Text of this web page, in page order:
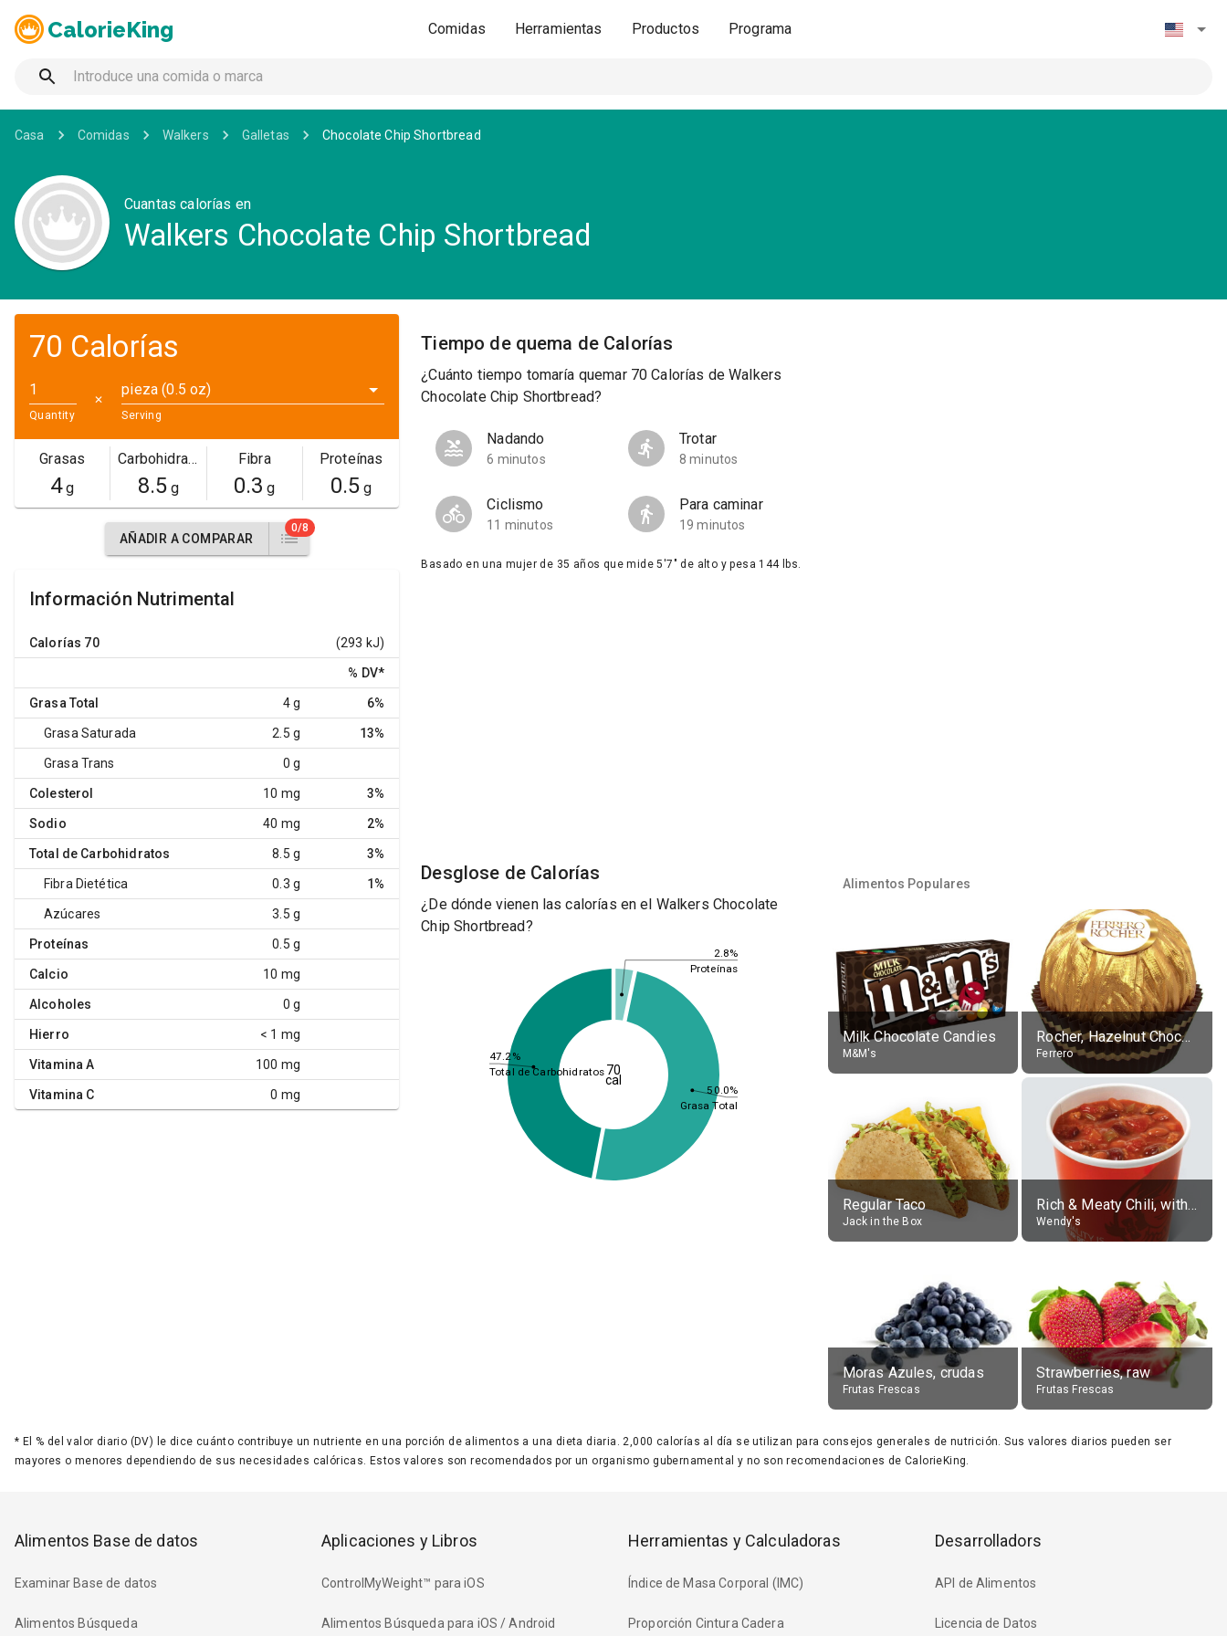
CalorieKing Comidas Herramientas Productos Programa
Casa Comidas Walkers Galletas Chocolate Chip Shortbread
Cuantas calorías en
Walkers Chocolate Chip Shortbread
70 Calorías
Quantity
✕
pieza (0.5 oz)
Serving
Grasas
4g
Carbohidratos
8.5g
Fibra
0.3 g
Proteínas
0.5g
AÑADIR A COMPARAR
0/8
Información Nutrimental
Calorías 70 (293 kJ)
% DV*
Grasa Total 4 g 6%
Grasa Saturada 2.5 g 13%
Grasa Trans 0 g
Colesterol 10 mg 3%
Sodio 40 mg 2%
Total de Carbohidratos 8.5 g 3%
Fibra Dietética 0.3 g 1%
Azúcares 3.5 g
Proteínas 0.5 g
Calcio 10 mg
Alcoholes 0 g
Hierro < 1 mg
Vitamina A 100 mg
Vitamina C 0 mg
Tiempo de quema de Calorías
¿Cuánto tiempo tomaría quemar 70 Calorías de Walkers
Chocolate Chip Shortbread?
Nadando
6 minutos
Trotar
8 minutos
Ciclismo
11 minutos
Para caminar
19 minutos
Basado en una mujer de 35 años que mide 5'7" de alto y pesa 144 lbs.
Desglose de Calorías
¿De dónde vienen las calorías en el Walkers Chocolate
Chip Shortbread?
2.8%
50.0%
47.2%
Proteínas
Grasa Total
Total de Carbohidratos 70
cal
Alimentos Populares
Milk Chocolate Candies
M&M's
Rocher, Hazelnut Chocolate Ball
Ferrero
Regular Taco
Jack in the Box
Rich & Meaty Chili, without toppings, large
Wendy's
Moras Azules, crudas
Frutas Frescas
Strawberries, raw
Frutas Frescas
* El % del valor diario (DV) le dice cuánto contribuye un nutriente en una porción de alimentos a una dieta diaria. 2,000 calorías al día se utilizan para consejos generales de nutrición. Sus valores diarios pueden ser
mayores o menores dependiendo de sus necesidades calóricas. Estos valores son recomendados por un organismo gubernamental y no son recomendaciones de CalorieKing.
Alimentos Base de datos
Examinar Base de datos
Alimentos Búsqueda
Aplicaciones y Libros
ControlMyWeight™ para iOS
Alimentos Búsqueda para iOS / Android
Herramientas y Calculadoras
Índice de Masa Corporal (IMC)
Proporción Cintura Cadera
Desarrolladors
API de Alimentos
Licencia de Datos